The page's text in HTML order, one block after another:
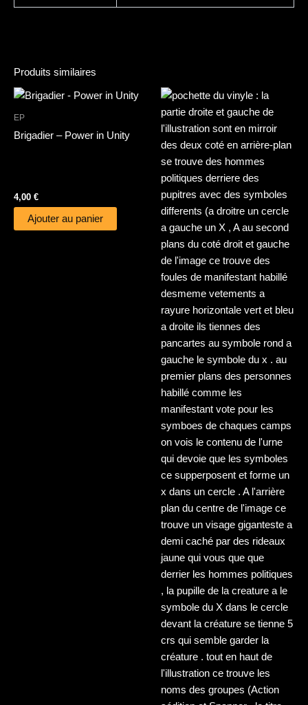
Produits similaires
EP
Brigadier – Power in Unity
4,00 €
Ajouter au panier